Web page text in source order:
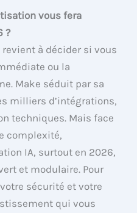
vous fera
?
à décider si vous
ou la
Make séduit par sa
milliers d’intégrations,
techniques. Mais face
complexité,
IA, surtout en 2026,
et modulaire. Pour
sécurité et votre
qui vous